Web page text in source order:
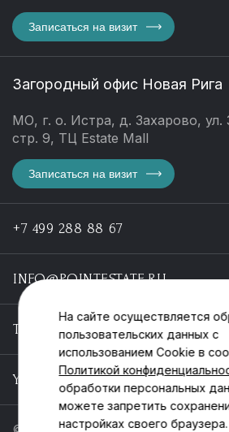
Записаться на визит
Загородный офис Новая Рига
МО, г. о. Истра, д. Захарово, ул.
стр. 9, ТЦ Estate Mall
Записаться на визит
+7 499 288 88 67
INFO@POINTESTATE.RU
TELEGRAM
YOUTUBE
© ООО «Пойнт эстейт», ИНН
На сайте осуществляется
пользовательских данных с
использованием Cookie в
Политикой
обработки персональных
можете запретить
настройках своего браузера.